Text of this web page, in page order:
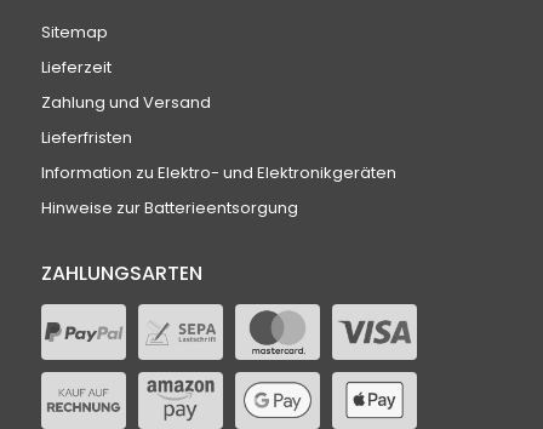
Sitemap
Lieferzeit
Zahlung und Versand
Lieferfristen
Information zu Elektro- und Elektronikgeräten
Hinweise zur Batterieentsorgung
ZAHLUNGSARTEN